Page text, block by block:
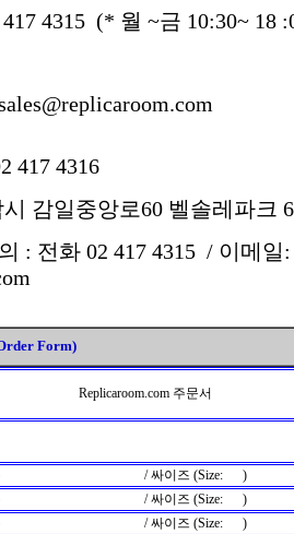
4315 (* 월 ~금 10:30~ 18
417 4316
감일중앙로60 벨솔레파크
: 전화 02 417 4315 / 이메일:
Form)
Replicaroom.com 주문서
/ 싸이즈 (Size: )
/ 싸이즈 (Size: )
/ 싸이즈 (Size: )